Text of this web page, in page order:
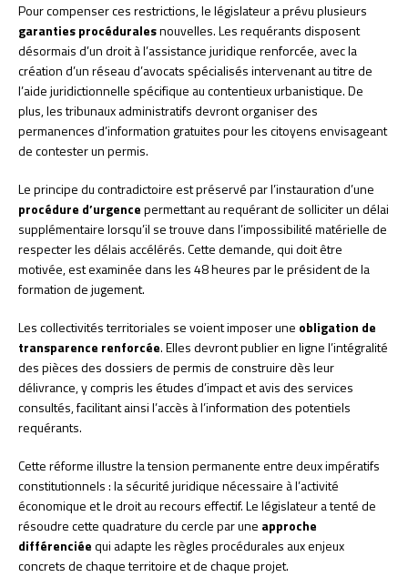
Pour compenser ces restrictions, le législateur a prévu plusieurs
garanties procéduralesnouvelles. Les requérants disposent
désormais d’un droit à l’assistance juridique renforcée, avec la
création d’un réseau d’avocats spécialisés intervenant au titre de
l’aide juridictionnelle spécifique au contentieux urbanistique. De
plus, les tribunaux administratifs devront organiser des
permanences d’information gratuites pour les citoyens envisageant
de contester un permis.
Le principe du contradictoire est préservé par l’instauration d’une
procédure d’urgencepermettant au requérant de solliciter un délai
supplémentaire lorsqu’il se trouve dans l’impossibilité matérielle de
respecter les délais accélérés. Cette demande, qui doit être
motivée, est examinée dans les 48 heures par le président de la
formation de jugement.
Les collectivités territoriales se voient imposer une obligation de
transparence renforcée. Elles devront publier en ligne l’intégralité
des pièces des dossiers de permis de construire dès leur
délivrance, y compris les études d’impact et avis des services
consultés, facilitant ainsi l’accès à l’information des potentiels
requérants.
Cette réforme illustre la tension permanente entre deux impératifs
constitutionnels : la sécurité juridique nécessaire à l’activité
économique et le droit au recours effectif. Le législateur a tenté de
résoudre cette quadrature du cercle par une approche
différenciéequi adapte les règles procédurales aux enjeux
concrets de chaque territoire et de chaque projet.